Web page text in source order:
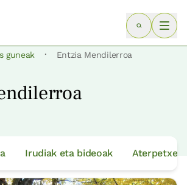
guneak · Entzia Mendilerroa
Irudiak eta bideoak